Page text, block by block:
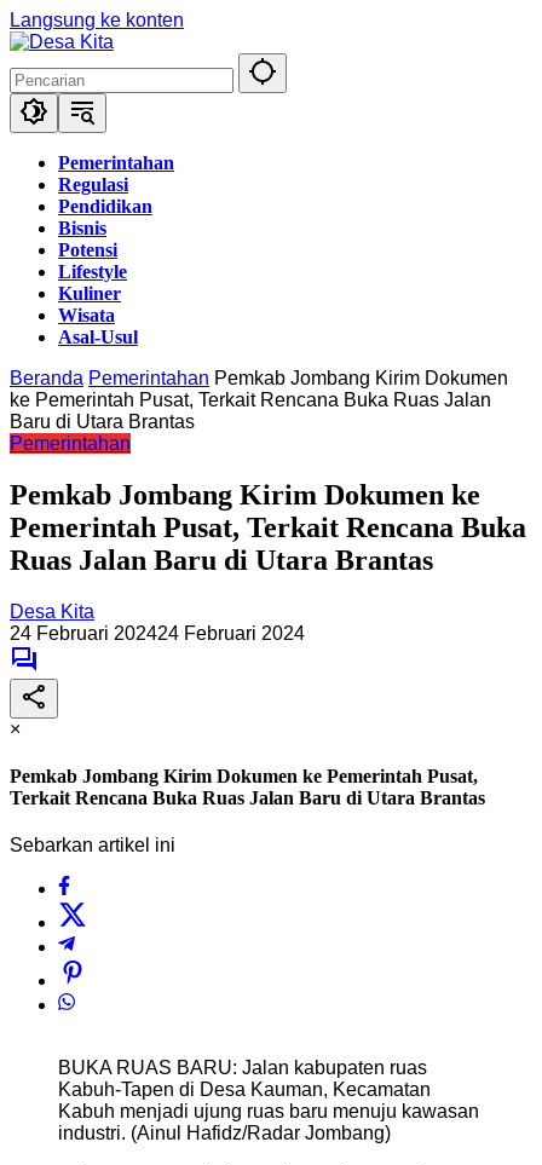
Langsung ke konten
Pemerintahan
Regulasi
Pendidikan
Bisnis
Potensi
Lifestyle
Kuliner
Wisata
Asal-Usul
Beranda Pemerintahan Pemkab Jombang Kirim Dokumen
ke Pemerintah Pusat, Terkait Rencana Buka Ruas Jalan
Baru di Utara Brantas
Pemerintahan
Pemkab Jombang Kirim Dokumen ke
Pemerintah Pusat, Terkait Rencana Buka
Ruas Jalan Baru di Utara Brantas
Desa Kita
24 Februari 202424 Februari 2024
×
Pemkab Jombang Kirim Dokumen ke Pemerintah Pusat,
Terkait Rencana Buka Ruas Jalan Baru di Utara Brantas
Sebarkan artikel ini
BUKA RUAS BARU: Jalan kabupaten ruas
Kabuh-Tapen di Desa Kauman, Kecamatan
Kabuh menjadi ujung ruas baru menuju kawasan
industri. (Ainul Hafidz/Radar Jombang)